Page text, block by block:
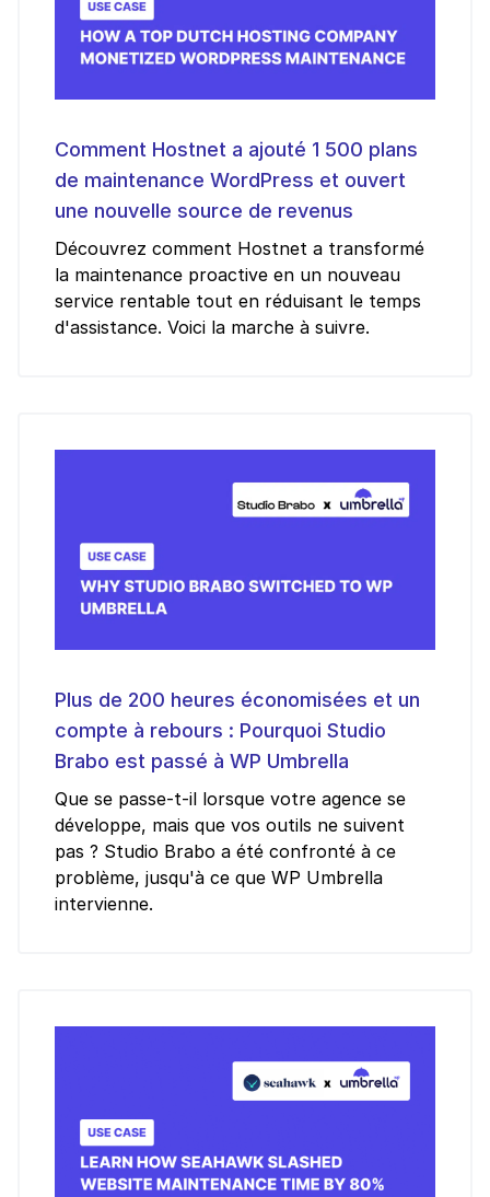
Comment Hostnet a ajouté 1 500 plans
de maintenance WordPress et ouvert
une nouvelle source de revenus
Découvrez comment Hostnet a transformé
la maintenance proactive en un nouveau
service rentable tout en réduisant le temps
d'assistance. Voici la marche à suivre.
Plus de 200 heures économisées et un
compte à rebours : Pourquoi Studio
Brabo est passé à WP Umbrella
Que se passe-t-il lorsque votre agence se
développe, mais que vos outils ne suivent
pas ? Studio Brabo a été confronté à ce
problème, jusqu'à ce que WP Umbrella
intervienne.